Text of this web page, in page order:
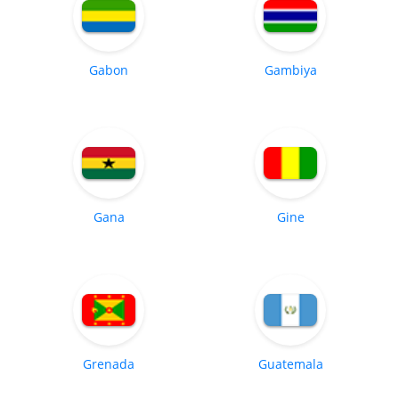
Gabon Gambiya
Gana Gine
Grenada Guatemala